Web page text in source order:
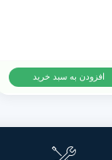
افزودن به سبد خرید